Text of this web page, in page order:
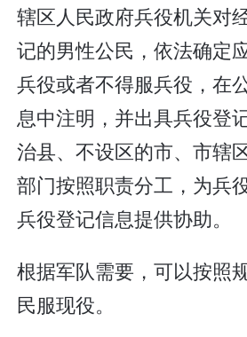
辖区人民政府兵役机关对
记的男性公民，依法确定
兵役或者不得服兵役，在
息中注明，并出具兵役登
治县、不设区的市、市辖
部门按照职责分工，为兵
兵役登记信息提供协助。
根据军队需要，可以按照
民服现役。